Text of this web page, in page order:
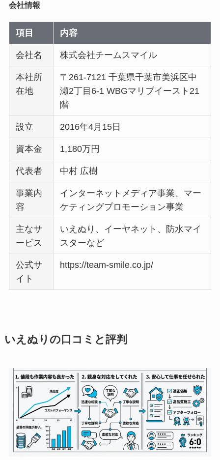
会社情報
項目 内容
会社名 株式会社チームスマイル
本社所
在地
〒261-7121 千葉県千葉市美浜区中
瀬2丁目6-1 WBGマリブイースト21
階
設立 2016年4月15日
資本金 1,180万円
代表者 中村 広樹
事業内
容
インターネットメディア事業、マー
ケティングプロモーション事業
主なサ
ービス
いえぬり、イーヤネット、防水マイ
スターなど
公式サ
イト
https://team-smile.co.jp/
いえぬりの口コミと評判